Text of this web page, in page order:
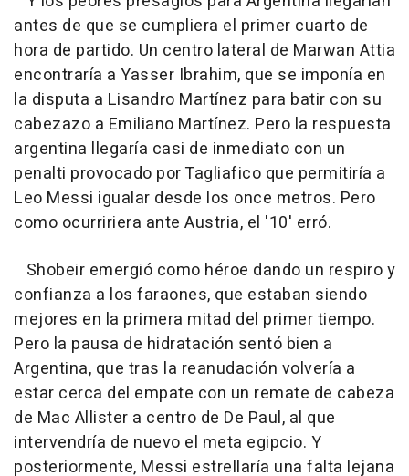
antes de que se cumpliera el primer cuarto de
hora de partido. Un centro lateral de Marwan Attia
encontraría a Yasser Ibrahim, que se imponía en
la disputa a Lisandro Martínez para batir con su
cabezazo a Emiliano Martínez. Pero la respuesta
argentina llegaría casi de inmediato con un
penalti provocado por Tagliafico que permitiría a
Leo Messi igualar desde los once metros. Pero
como ocurririera ante Austria, el '10' erró.
Shobeir emergió como héroe dando un respiro y
confianza a los faraones, que estaban siendo
mejores en la primera mitad del primer tiempo.
Pero la pausa de hidratación sentó bien a
Argentina, que tras la reanudación volvería a
estar cerca del empate con un remate de cabeza
de Mac Allister a centro de De Paul, al que
intervendría de nuevo el meta egipcio. Y
posteriormente, Messi estrellaría una falta lejana